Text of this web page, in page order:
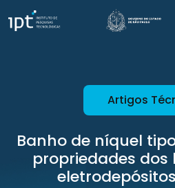
Artigos
Banho de níquel
propriedades dos